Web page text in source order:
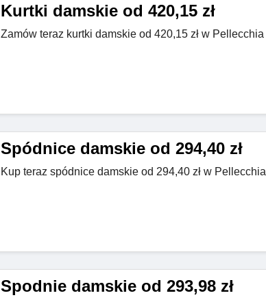
Kurtki damskie od 420,15 zł
Zamów teraz kurtki damskie od 420,15 zł w Pellecchia
Spódnice damskie od 294,40 zł
Kup teraz spódnice damskie od 294,40 zł w Pellecchia
Spodnie damskie od 293,98 zł